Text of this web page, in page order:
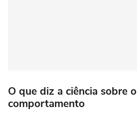
O que diz a ciência sobre o
comportamento